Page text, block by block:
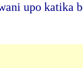
upo katika